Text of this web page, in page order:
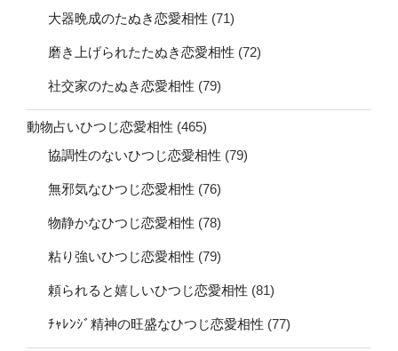
大器晩成のたぬき恋愛相性 (71)
磨き上げられたたぬき恋愛相性 (72)
社交家のたぬき恋愛相性 (79)
動物占いひつじ恋愛相性 (465)
協調性のないひつじ恋愛相性 (79)
無邪気なひつじ恋愛相性 (76)
物静かなひつじ恋愛相性 (78)
粘り強いひつじ恋愛相性 (79)
頼られると嬉しいひつじ恋愛相性 (81)
ﾁｬﾚﾝｼﾞ精神の旺盛なひつじ恋愛相性 (77)